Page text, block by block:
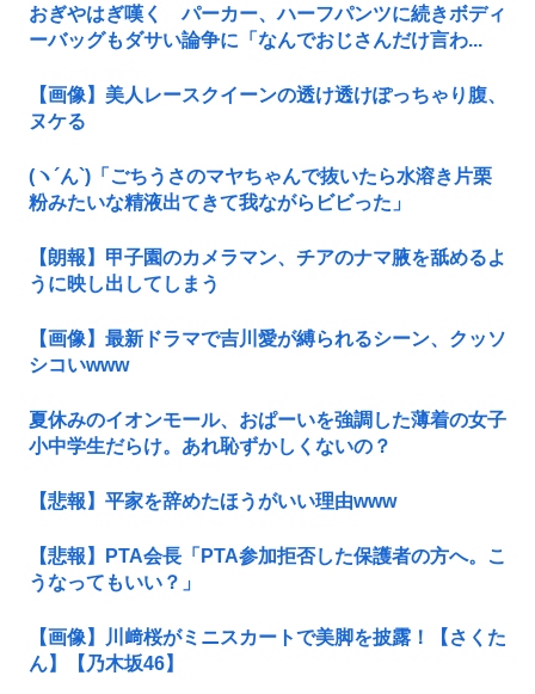
おぎやはぎ嘆く パーカー、ハーフパンツに続きボディ
ーバッグもダサい論争に「なんでおじさんだけ言わ...
【画像】美人レースクイーンの透け透けぽっちゃり腹、
ヌケる
(ヽ´ん`)「ごちうさのマヤちゃんで抜いたら水溶き片栗
粉みたいな精液出てきて我ながらビビった」
【朗報】甲子園のカメラマン、チアのナマ腋を舐めるよ
うに映し出してしまう
【画像】最新ドラマで吉川愛が縛られるシーン、クッソ
シコいwww
夏休みのイオンモール、おぱーいを強調した薄着の女子
小中学生だらけ。あれ恥ずかしくないの？
【悲報】平家を辞めたほうがいい理由www
【悲報】PTA会長「PTA参加拒否した保護者の方へ。こ
うなってもいい？」
【画像】川﨑桜がミニスカートで美脚を披露！【さくた
ん】【乃木坂46】